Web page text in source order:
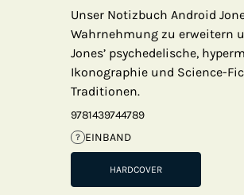
Unser Notizbuch Android
Wahrnehmung zu erweitern
Jones’ psychedelische,
Ikonographie und Science-
Traditionen.
9781439744789
? EINBAND
HARDCOVER